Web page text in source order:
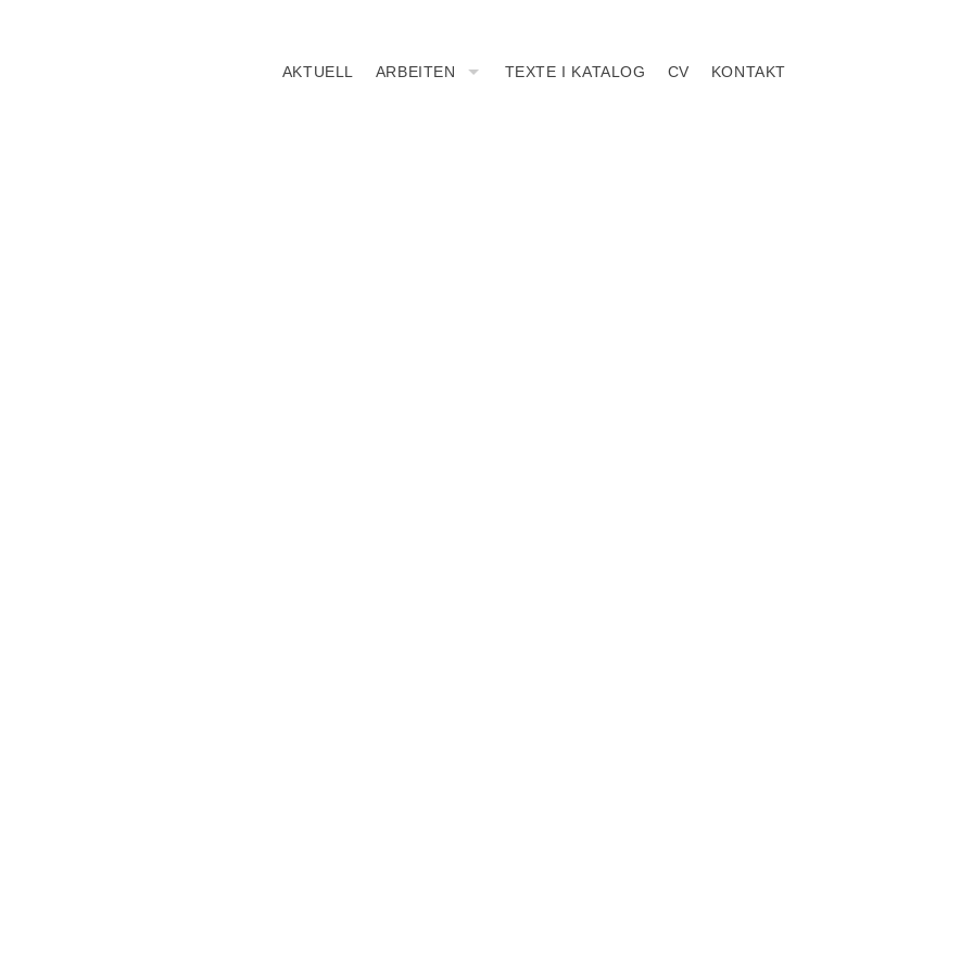
AKTUELL ARBEITEN TEXTE I KATALOG CV KONTAKT